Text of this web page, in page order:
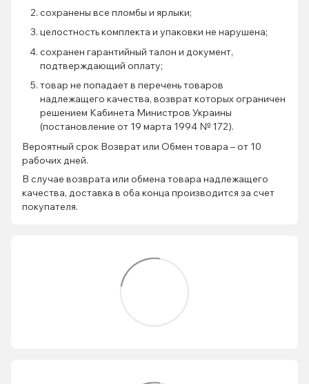
сохранены все пломбы и ярлыки;
целостность комплекта и упаковки не нарушена;
сохранен гарантийный талон и документ,
подтверждающий оплату;
товар не попадает в перечень товаров
надлежащего качества, возврат которых ограничен
решением Кабинета Министров Украины
(постановление от 19 марта 1994 № 172).
Вероятный срок Возврат или Обмен товара – от 10
рабочих дней.
В случае возврата или обмена товара надлежащего
качества, доставка в оба конца производится за счет
покупателя.